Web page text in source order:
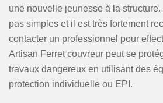
une nouvelle jeunesse à la
pas simples et il est très fortement
contacter un professionnel pour
Artisan Ferret couvreur peut se
travaux dangereux en utilisant des
protection individuelle ou EPI.